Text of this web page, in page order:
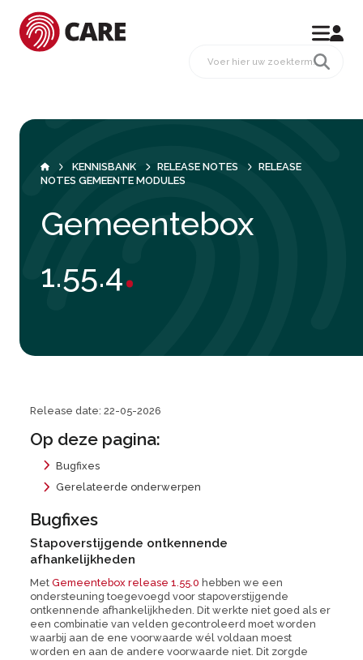
KENNISBANK RELEASE NOTES
RELEASE
NOTES GEMEENTE MODULES
Gemeentebox
1.55.4.
Release date: 22-05-2026
Op deze pagina:
Bugfixes
Gerelateerde onderwerpen
Bugfixes
Stapoverstijgende ontkennende
afhankelijkheden
Met Gemeentebox release 1.55.0 hebben we een
ondersteuning toegevoegd voor stapoverstijgende
ontkennende afhankelijkheden. Dit werkte niet goed als er
een combinatie van velden gecontroleerd moet worden
waarbij aan de ene voorwaarde wél voldaan moest
worden en aan de andere voorwaarde niet. Dit zorgde